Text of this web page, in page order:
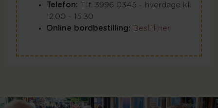
Telefon: Tlf. 3996 0345 - hverdage kl.
12.00 - 15.30
Online bordbestilling: Bestil her